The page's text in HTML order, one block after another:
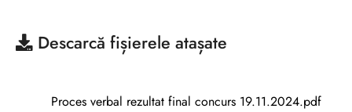
Descarcă fișierele atașate
Proces verbal rezultat final concurs 19.11.2024.pdf